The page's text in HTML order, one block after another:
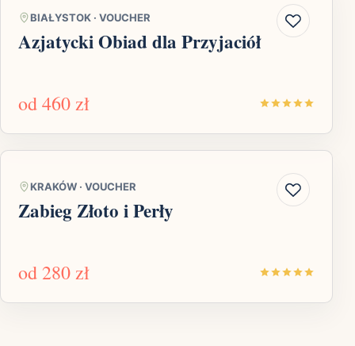
BIAŁYSTOK · VOUCHER
Azjatycki Obiad dla Przyjaciół
od460 zł
KRAKÓW · VOUCHER
Zabieg Złoto i Perły
od 280 zł